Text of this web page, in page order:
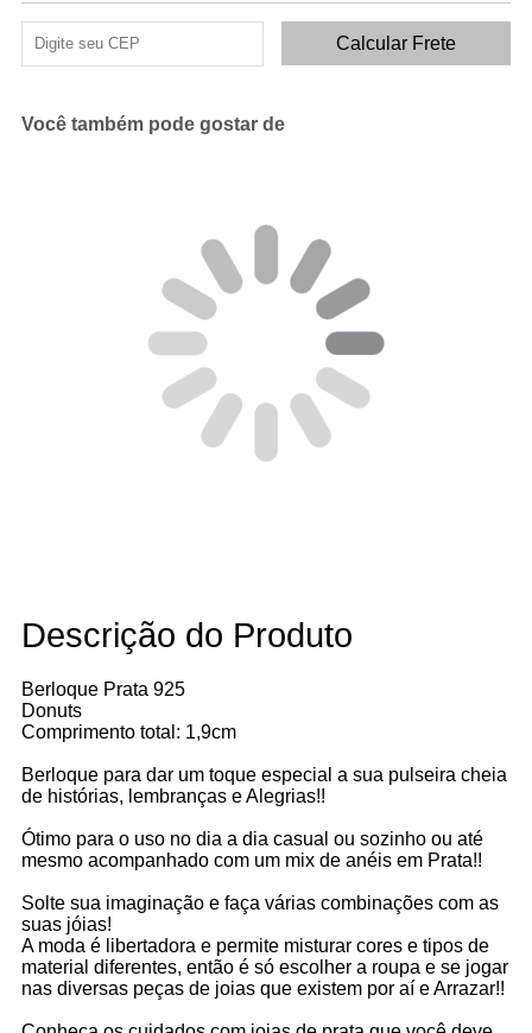
Você também pode gostar de
Descrição do Produto
Berloque Prata 925
Donuts
Comprimento total: 1,9cm
Berloque para dar um toque especial a sua pulseira cheia
de histórias, lembranças e Alegrias!!
Ótimo para o uso no dia a dia casual ou sozinho ou até
mesmo acompanhado com um mix de anéis em Prata!!
Solte sua imaginação e faça várias combinações com as
suas jóias!
A moda é libertadora e permite misturar cores e tipos de
material diferentes, então é só escolher a roupa e se jogar
nas diversas peças de joias que existem por aí e Arrazar!!